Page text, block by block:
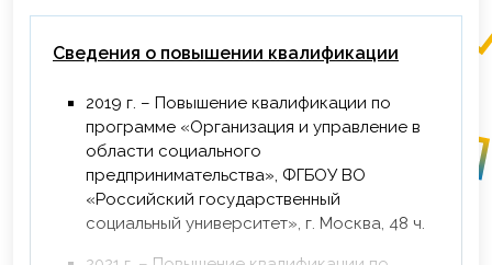
Сведения о повышении квалификации
2019 г. – Повышение квалификации по
программе «Организация и управление в
области социального
предпринимательства», ФГБОУ ВО
«Российский государственный
социальный университет», г. Москва, 48 ч.